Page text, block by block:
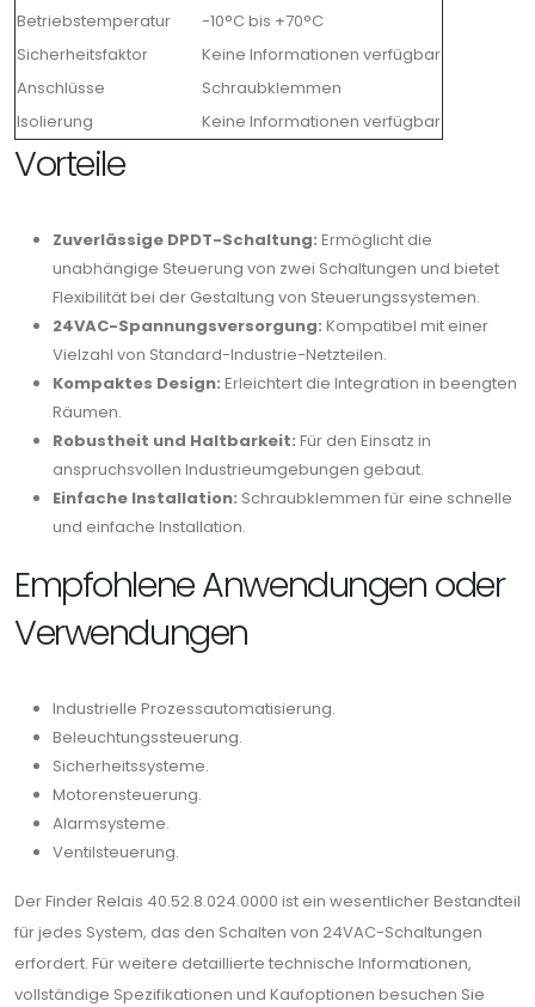
Betriebstemperatur
-10°C bis +70°C
Sicherheitsfaktor
Keine Informationen verfügbar
Anschlüsse
Schraubklemmen
Isolierung
Keine Informationen verfügbar
Vorteile
Zuverlässige DPDT-Schaltung: Ermöglicht die
unabhängige Steuerung von zwei Schaltungen und bietet
Flexibilität bei der Gestaltung von Steuerungssystemen.
24VAC-Spannungsversorgung: Kompatibel mit einer
Vielzahl von Standard-Industrie-Netzteilen.
Kompaktes Design: Erleichtert die Integration in beengten
Räumen.
Robustheit und Haltbarkeit: Für den Einsatz in
anspruchsvollen Industrieumgebungen gebaut.
Einfache Installation: Schraubklemmen für eine schnelle
und einfache Installation.
Empfohlene Anwendungen oder
Verwendungen
Industrielle Prozessautomatisierung.
Beleuchtungssteuerung.
Sicherheitssysteme.
Motorensteuerung.
Alarmsysteme.
Ventilsteuerung.
Der Finder Relais 40.52.8.024.0000 ist ein wesentlicher Bestandteil
für jedes System, das den Schalten von 24VAC-Schaltungen
erfordert. Für weitere detaillierte technische Informationen,
vollständige Spezifikationen und Kaufoptionen besuchen Sie